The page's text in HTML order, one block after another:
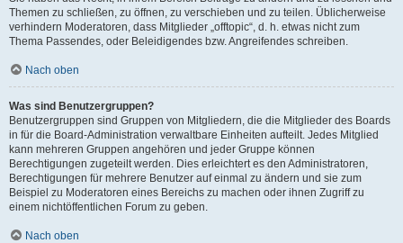
Themen zu schließen, zu öffnen, zu verschieben und zu teilen. Üblicherweise
verhindern Moderatoren, dass Mitglieder „offtopic“, d. h. etwas nicht zum
Thema Passendes, oder Beleidigendes bzw. Angreifendes schreiben.
Nach oben
Was sind Benutzergruppen?
Benutzergruppen sind Gruppen von Mitgliedern, die die Mitglieder des Boards
in für die Board-Administration verwaltbare Einheiten aufteilt. Jedes Mitglied
kann mehreren Gruppen angehören und jeder Gruppe können
Berechtigungen zugeteilt werden. Dies erleichtert es den Administratoren,
Berechtigungen für mehrere Benutzer auf einmal zu ändern und sie zum
Beispiel zu Moderatoren eines Bereichs zu machen oder ihnen Zugriff zu
einem nichtöffentlichen Forum zu geben.
Nach oben